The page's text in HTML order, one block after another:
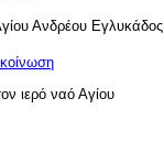
Ανδρέου Εγλυκάδος
ιερό ναό Αγίου